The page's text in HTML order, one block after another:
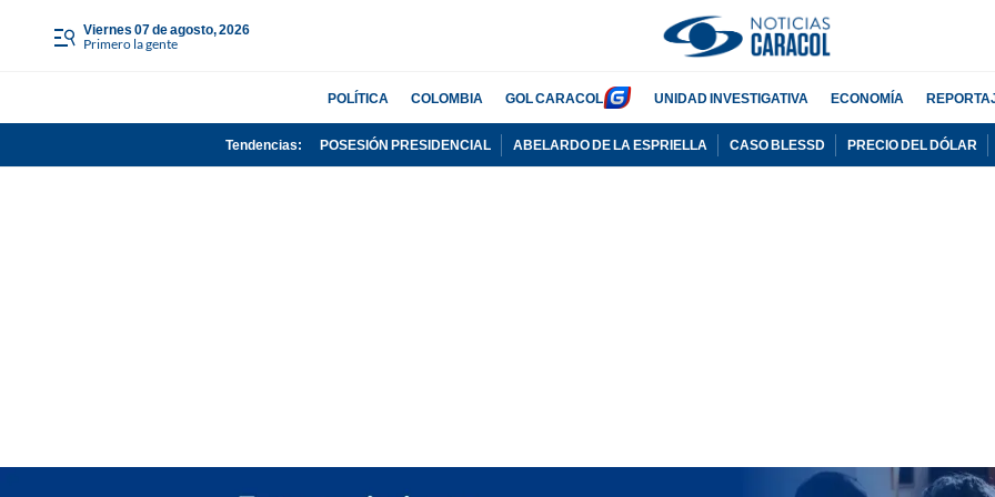
viernes 07 de agosto, 2026
Primero la gente
POLÍTICA COLOMBIA GOL CARACOL UNIDAD INVESTIGATIVA ECONOMÍA
Tendencias: POSESIÓN PRESIDENCIAL ABELARDO DE LA ESPRIELLA CASO BLESSD PRECIO DEL DÓLAR